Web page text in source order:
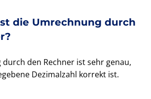
die Umrechnung durch
den Rechner ist sehr genau,
Dezimalzahl korrekt ist.